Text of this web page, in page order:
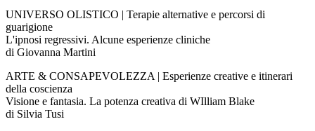
UNIVERSO OLISTICO | Terapie alternative e percorsi di
guarigione
L'ipnosi regressivi. Alcune esperienze cliniche
di Giovanna Martini
ARTE & CONSAPEVOLEZZA | Esperienze creative e itinerari
della coscienza
Visione e fantasia. La potenza creativa di WIlliam Blake
di Silvia Tusi